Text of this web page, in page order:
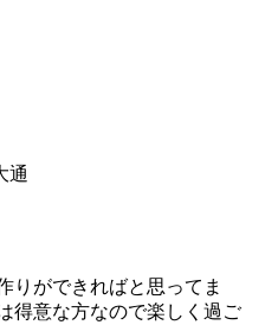
通
りができればと思ってま
得意な方なので楽しく過ご